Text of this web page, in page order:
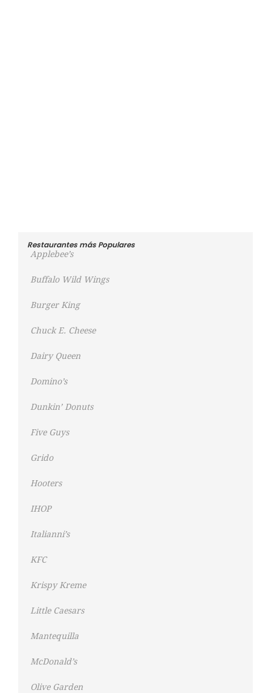
Restaurantes más Populares
Applebee’s
Buffalo Wild Wings
Burger King
Chuck E. Cheese
Dairy Queen
Domino’s
Dunkin’ Donuts
Five Guys
Grido
Hooters
IHOP
Italianni’s
KFC
Krispy Kreme
Little Caesars
Mantequilla
McDonald’s
Olive Garden